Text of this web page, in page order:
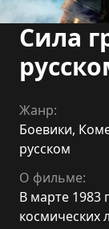
Сила
Жанр:
Боевики,
русском
О фильме:
В марте 1983
космических